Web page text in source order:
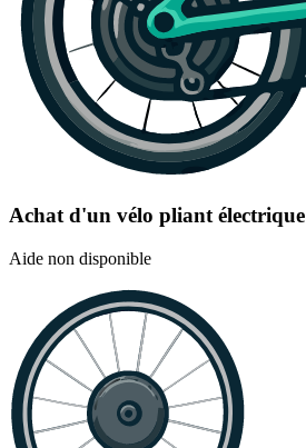
Achat d'un vélo pliant électrique
Aide non disponible